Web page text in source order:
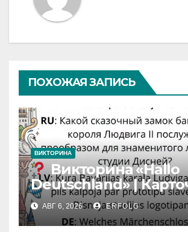
ПОХОЖАЯ ЗАПИСЬ
ВИКТОРИНА
Викторина «Hallo
Deutschland» |
№46
Замок вдохновения
АВГ 6, 2026 ERFOLG